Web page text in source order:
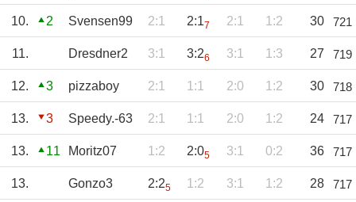
10. 2 Svensen99 2:1 2:17 2:1 1:2 30 721
11. Dresdner2 3:1 3:26 3:1 1:3 27 719
12. 3 pizzaboy 2:1 1:1 2:0 1:2 30 718
13. 3 Speedy.-63 2:1 1:1 2:0 1:2 24 717
13. 11 Moritz07 1:2 2:05 3:1 0:2 36 717
13. Gonzo3 2:25 1:2 3:1 1:2 28 717